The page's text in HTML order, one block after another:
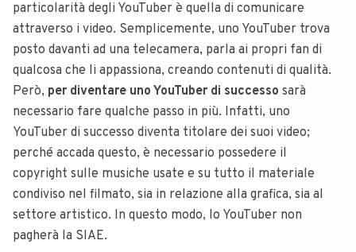
particolarità degli YouTuber è quella di comunicare
attraverso i video. Semplicemente, uno YouTuber trova
posto davanti ad una telecamera, parla ai propri fan di
qualcosa che li appassiona, creando contenuti di qualità.
Però, per diventare uno YouTuber di successo sarà
necessario fare qualche passo in più. Infatti, uno
YouTuber di successo diventa titolare dei suoi video;
perché accada questo, è necessario possedere il
copyright sulle musiche usate e su tutto il materiale
condiviso nel filmato, sia in relazione alla grafica, sia al
settore artistico. In questo modo, lo YouTuber non
pagherà la SIAE.